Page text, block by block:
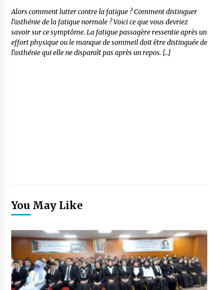
Alors comment lutter contre la fatigue ? Comment distinguer
l’asthénie de la fatigue normale ? Voici ce que vous devriez
savoir sur ce symptôme. La fatigue passagère ressentie après un
effort physique ou le manque de sommeil doit être distinguée de
l’asthénie qui elle ne disparaît pas après un repos. […]
You May Like